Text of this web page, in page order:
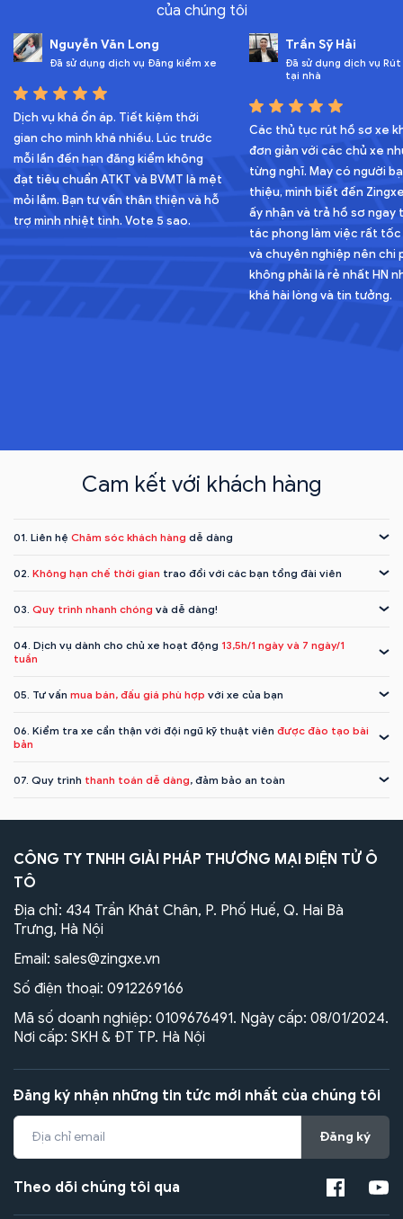
của chúng tôi
Nguyễn Văn Long
Đã sử dụng dịch vụ Đăng kiểm xe
Dịch vụ khá ổn áp. Tiết kiệm thời
gian cho mình khá nhiều. Lúc trước
mỗi lần đến hạn đăng kiểm không
đạt tiêu chuẩn ATKT và BVMT là mệt
mỏi lắm. Bạn tư vấn thân thiện và hỗ
trợ mình nhiệt tình. Vote 5 sao.
Trần Sỹ Hải
Đã sử dụng dịch vụ Rút
tại nhà
Các thủ tục rút hồ sơ xe
đơn giản với các chủ xe
từng nghĩ. May có người
thiệu, mình biết đến
ấy nhận và trả hồ sơ ngay
tác phong làm việc rất tốc
và chuyên nghiệp nên chi
không phải là rẻ nhất HN
khá hài lòng và tin tưởng.
Cam kết với khách hàng
01. Liên hệ Chăm sóc khách hàng dễ dàng
02. Không hạn chế thời gian trao đổi với các bạn tổng đài viên
03. Quy trình nhanh chóng và dễ dàng!
04. Dịch vụ dành cho chủ xe hoạt động 13,5h/1 ngày và 7 ngày/1
tuần
05. Tư vấn mua bán, đấu giá phù hợp với xe của bạn
06. Kiểm tra xe cẩn thận với đội ngũ kỹ thuật viên được đào tạo bài
bản
07. Quy trình thanh toán dễ dàng, đảm bảo an toàn
CÔNG TY TNHH GIẢI PHÁP THƯƠNG MẠI ĐIỆN TỬ Ô
TÔ
Địa chỉ: 434 Trần Khát Chân, P. Phố Huế, Q. Hai Bà
Trưng, Hà Nội
Email: sales@zingxe.vn
Số điện thoại: 0912269166
Mã số doanh nghiệp: 0109676491. Ngày cấp: 08/01/2024.
Nơi cấp: SKH & ĐT TP. Hà Nội
Đăng ký nhận những tin tức mới nhất của chúng tôi
Đăng ký
Theo dõi chúng tôi qua